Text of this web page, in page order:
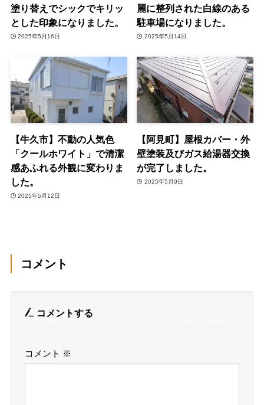
塗り替えでシックでキリッ
とした印象になりました。
2025年5月16日
麗に整列された白線のある
駐車場になりました。
2025年5月14日
【牛久市】不動の人気色
「クールホワイト」で清潔
感あふれる外観に変わりま
した。
2025年5月12日
【阿見町】屋根カバー・外
壁塗装及びガス給湯器交換
が完了しました。
2025年5月9日
コメント
コメントする
コメント ※